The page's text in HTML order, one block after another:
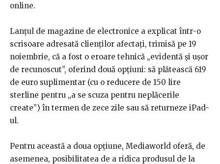
online.
Lanțul de magazine de electronice a explicat într-o
scrisoare adresată clienților afectați, trimisă pe 19
noiembrie, că a fost o eroare tehnică „evidentă și ușor
de recunoscut”, oferind două opțiuni: să plătească 619
de euro suplimentar (cu o reducere de 150 lire
sterline pentru „a se scuza pentru neplăcerile
create”) în termen de zece zile sau să returneze iPad-
ul.
Pentru această a doua opțiune, Mediaworld oferă, de
asemenea, posibilitatea de a ridica produsul de la